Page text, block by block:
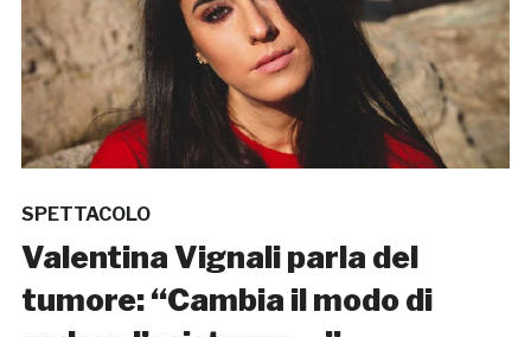
SPETTACOLO
Valentina Vignali parla del
tumore: “Cambia il modo di